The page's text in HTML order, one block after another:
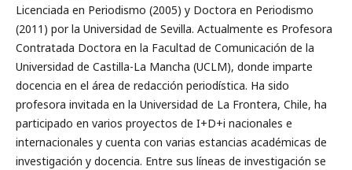
Licenciada en Periodismo (2005) y Doctora en Periodismo
(2011) por la Universidad de Sevilla. Actualmente es Profesora
Contratada Doctora en la Facultad de Comunicación de la
Universidad de Castilla-La Mancha (UCLM), donde imparte
docencia en el área de redacción periodística. Ha sido
profesora invitada en la Universidad de La Frontera, Chile, ha
participado en varios proyectos de I+D+i nacionales e
internacionales y cuenta con varias estancias académicas de
investigación y docencia. Entre sus líneas de investigación se